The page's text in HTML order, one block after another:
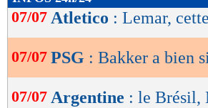
de
OK
07/07 Atletico : Lemar,
07/07 PSG : Bakker a bien
07/07 Argentine : le Brésil,